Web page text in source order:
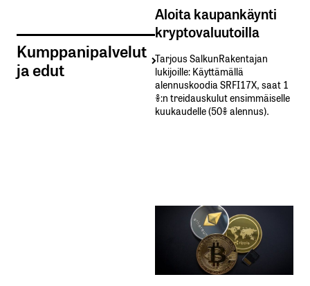
Kumppanipalvelut
ja edut
Aloita kaupankäynti
kryptovaluutoilla
Tarjous SalkunRakentajan
lukijoille: Käyttämällä​ ​
alennuskoodia​ ​SRFI17X,​ ​saat​ ​1
%:n treidauskulut​ ​ensimmäiselle​ ​
kuukaudelle​ ​(50%​ ​alennus).